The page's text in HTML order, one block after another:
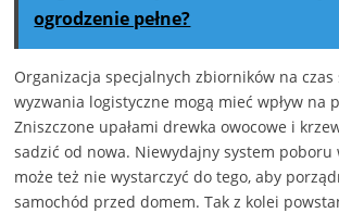
ogrodzenie pełne?
Organizacja specjalnych zbiorników na czas
wyzwania logistyczne mogą mieć wpływ na
Zniszczone upałami drewka owocowe i
sadzić od nowa. Niewydajny system poboru
może też nie wystarczyć do tego, aby
samochód przed domem. Tak z kolei